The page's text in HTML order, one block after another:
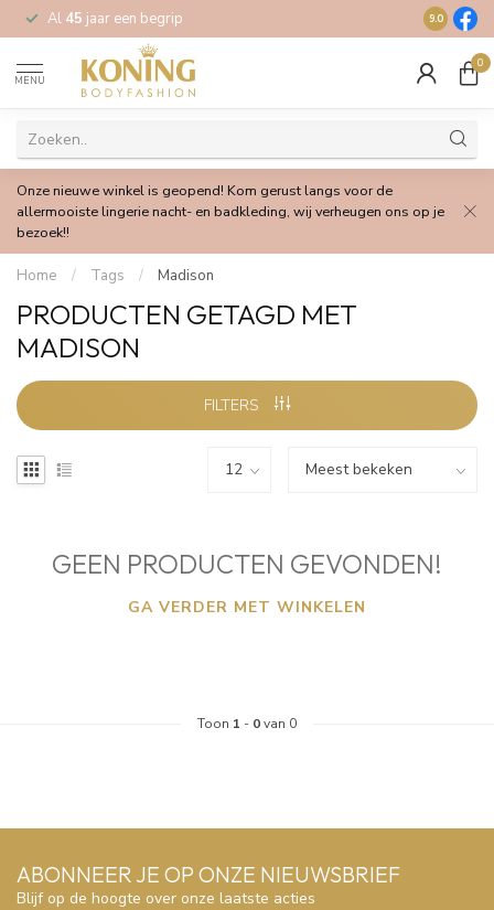
Al 45 jaar een begrip Gratis
9.0
MENU
0
Onze nieuwe winkel is geopend! Kom gerust langs voor de
allermooiste lingerie nacht- en badkleding, wij verheugen ons op je
bezoek!!
Home / Tags / Madison
PRODUCTEN GETAGD MET
MADISON
FILTERS
GEEN PRODUCTEN GEVONDEN!
GA VERDER MET WINKELEN
Toon 1 - 0van 0
ABONNEER JE OP ONZE NIEUWSBRIEF
Blijf op de hoogte over onze laatste acties